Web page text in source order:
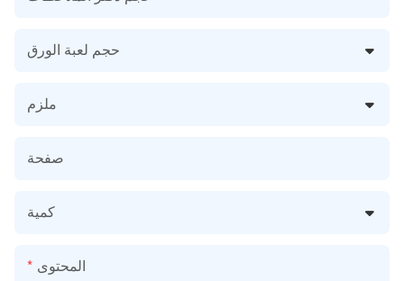
حجم لعبة الورق
ملزم
صفحة
كمية
المحتوى